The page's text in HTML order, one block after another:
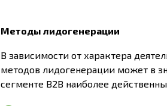
Методы лидогенерации
В зависимости от характера
методов лидогенерации может в
сегменте B2B наиболее